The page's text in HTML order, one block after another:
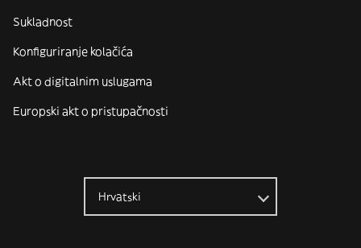
Sukladnost
Konfiguriranje kolačića
Akt o digitalnim uslugama
Europski akt o pristupačnosti